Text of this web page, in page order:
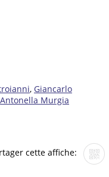
, Giancarlo
Antonella Murgia
cette affiche: